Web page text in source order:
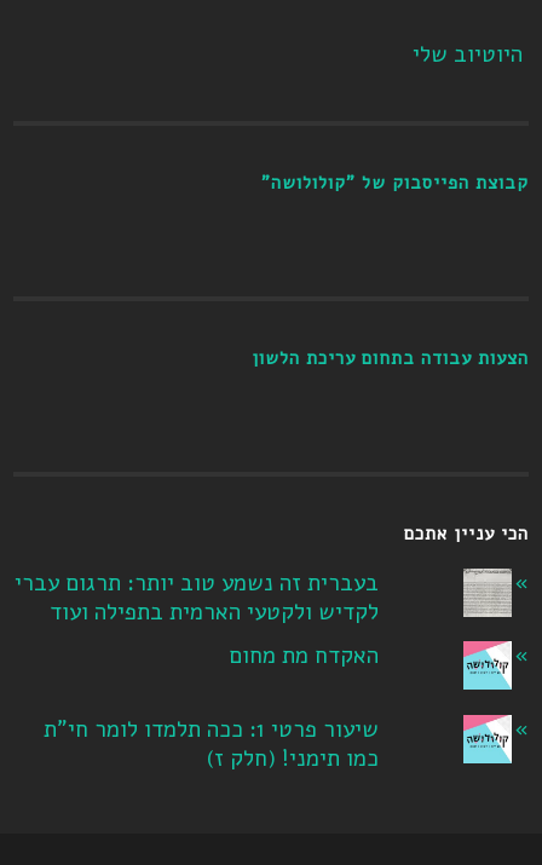
היוטיוב שלי
קבוצת הפייסבוק של "קולולושה"
הצעות עבודה בתחום עריכת הלשון
הכי עניין אתכם
בעברית זה נשמע טוב יותר: תרגום עברי
לקדיש ולקטעי הארמית בתפילה ועוד
האקדח מת מחום
שיעור פרטי 1: ככה תלמדו לומר חי"ת
כמו תימני! ‏(חלק ז‏)